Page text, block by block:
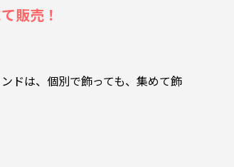
販売！
ドは、個別で飾っても、集めて飾